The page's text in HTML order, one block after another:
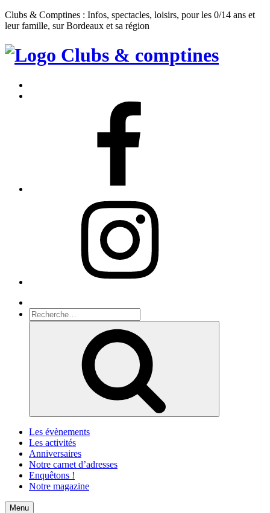
Clubs & Comptines : Infos, spectacles, loisirs, pour les 0/14 ans et
leur famille, sur Bordeaux et sa région
Clubs
Comptines
Recherche
pour
Les évènements
Les activités
Anniversaires
Notre carnet d’adresses
Enquêtons !
Notre magazine
Accueil
Menu Contact